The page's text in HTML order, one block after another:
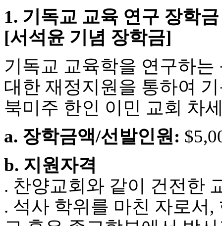
약
국
주
소
우
아
릴
지
구
발
부
전
1. 기독교 교육 연구 장학금
[서석윤 기념 장학금]
기독교 교육학을 연구하는
대한 재정지원을 통하여
북미주 한인 이민 교회 차
a. 장학금액/선발인원:
b. 지원자격
. 찬양교회와 같이 건전한
. 석사 학위를 마친 자로서